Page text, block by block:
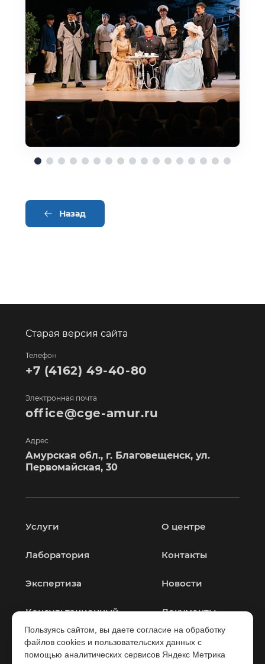
Назад
Старая версия сайта
Телефон
+7 (4162) 49-40-80
Электронная почта
office@cge-amur.ru
Адрес
Амурская обл., г. Благовещенск, ул.
Первомайская, 30
Услуги
Лаборатория
Экспертиза
Консультационный
О центре
Контакты
Новости
Документы
Пользуясь сайтом, вы даете согласие на обработку
файлов cookies и пользовательских данных с
помощью аналитических сервисов Яндекс Метрика